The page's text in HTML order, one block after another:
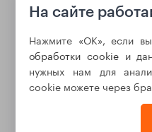
На сайте
Нажмите «ОК», если
обработки cookie и
нужных нам для
cookie можете через